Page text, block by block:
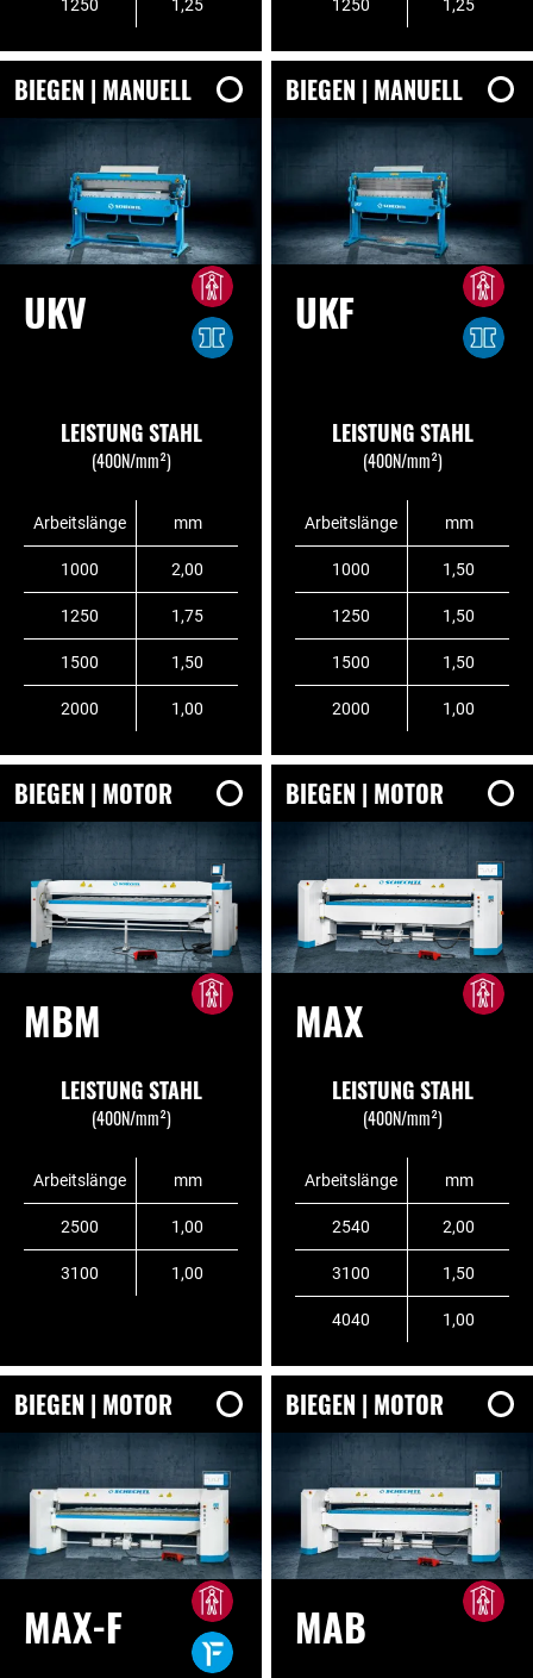
1250 1,25 1250 1,25
BIEGEN | MANUELL
UKV
LEISTUNG STAHL
(400N/mm²)
Arbeitslänge mm
1000 2,00
1250 1,75
1500 1,50
2000 1,00
BIEGEN | MANUELL
UKF
LEISTUNG STAHL
(400N/mm²)
Arbeitslänge mm
1000 1,50
1250 1,50
1500 1,50
2000 1,00
BIEGEN | MOTOR
MBM
LEISTUNG STAHL
(400N/mm²)
Arbeitslänge mm
2500 1,00
3100 1,00
BIEGEN | MOTOR
MAX
LEISTUNG STAHL
(400N/mm²)
Arbeitslänge mm
2540 2,00
3100 1,50
4040 1,00
BIEGEN | MOTOR
MAX-F
BIEGEN | MOTOR
MAB